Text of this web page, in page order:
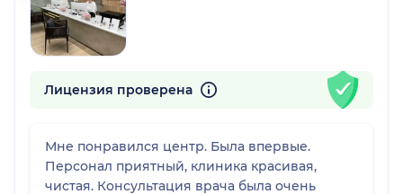
Лицензия проверена
Мне понравился центр. Была впервые.
Персонал приятный, клиника красивая,
чистая. Консультация врача была очень